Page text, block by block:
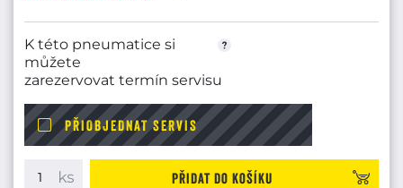
K této pneumatice si
můžete
zarezervovat termín servisu
PŘIOBJEDNAT SERVIS
Přidat do košíku